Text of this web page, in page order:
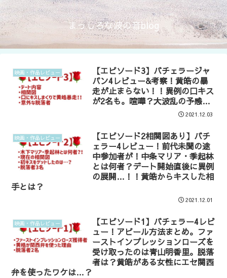
まっしろな波の音blog
映画・作品レビュー
【エピソード3】バチェラージャ
パン4レビュー&考察！黄皓の暴
走が止まらない！！異例の口キス
が2名も。喧嘩？大波乱の予感…
2021.12.03
映画・作品レビュー
【エピソード2相関図あり】バチ
ェラー4レビュー！前代未聞の途
中参加者が！中条マリア・季起林
とは何者？デート開始直後に異例
の展開…！！黄皓からキスした相
手とは？
2021.12.01
映画・作品レビュー
【エピソード1】バチェラー4レビ
ュー！アピール方法まとめ。ファ
ーストインプレッションローズを
受け取ったのは青山明香里。脱落
者は？黄皓がある女性にエセ関西
弁を使ったワケは…？